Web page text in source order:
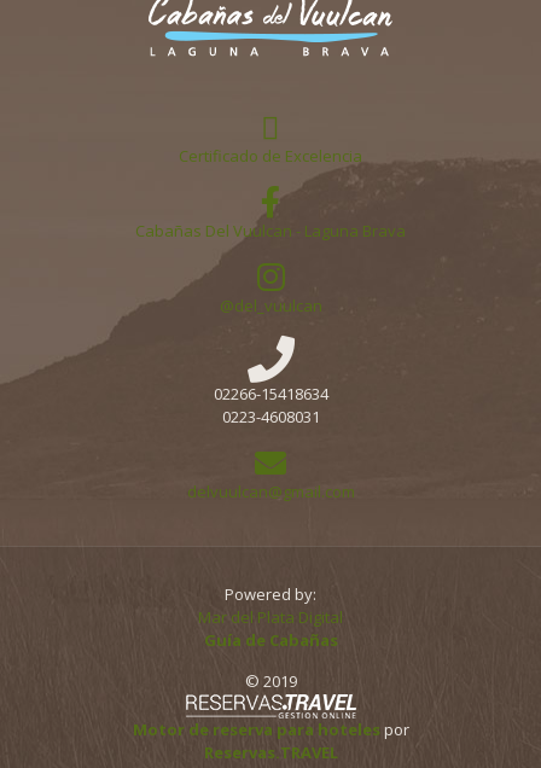
Certificado de Excelencia
Cabañas Del Vuulcan - Laguna Brava
@del_vuulcan
02266-15418634
0223-4608031
delvuulcan@gmail.com
Powered by:
Mar del Plata Digital
Guía de Cabañas
© 2019
Motor de reserva para hoteles por
Reservas.TRAVEL